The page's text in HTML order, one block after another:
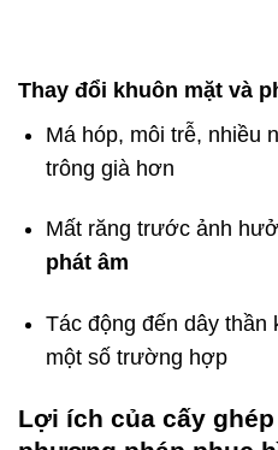
Thay đổi khuôn mặt và
Má hóp, môi trễ, nhiều
trông già hơn
Mất răng trước ảnh
phát âm
Tác động đến dây thần
một số trường hợp
Lợi ích của cấy